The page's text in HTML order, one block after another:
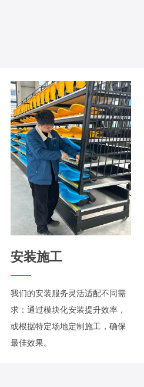
安装施工
我们的安装服务灵活适配不同需
求：通过模块化安装提升效率，
或根据特定场地定制施工，确保
最佳效果。